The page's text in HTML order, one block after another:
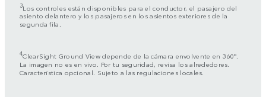
3Los controles están disponibles para el conductor, el pasajero del
asiento delantero y los pasajeros en los asientos exteriores de la
segunda fila.
4ClearSight Ground View depende de la cámara envolvente en 360°.
La imagen no es en vivo. Por tu seguridad, revisa los alrededores.
Característica opcional. Sujeto a las regulaciones locales.